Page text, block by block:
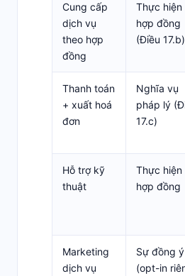
Cung cấp
dịch vụ
theo hợp
đồng
Thực hiện
hợp đồng
(Điều 17.b)
Thanh toán
+ xuất hoá
đơn
Nghĩa vụ
pháp lý
17.c)
Hỗ trợ kỹ
thuật
Thực hiện
hợp đồng
Marketing
dịch vụ
Sự đồng ý
(opt-in